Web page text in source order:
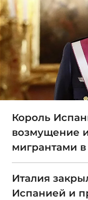
Король
возмущение
мигрантами в
Италия
Испанией и